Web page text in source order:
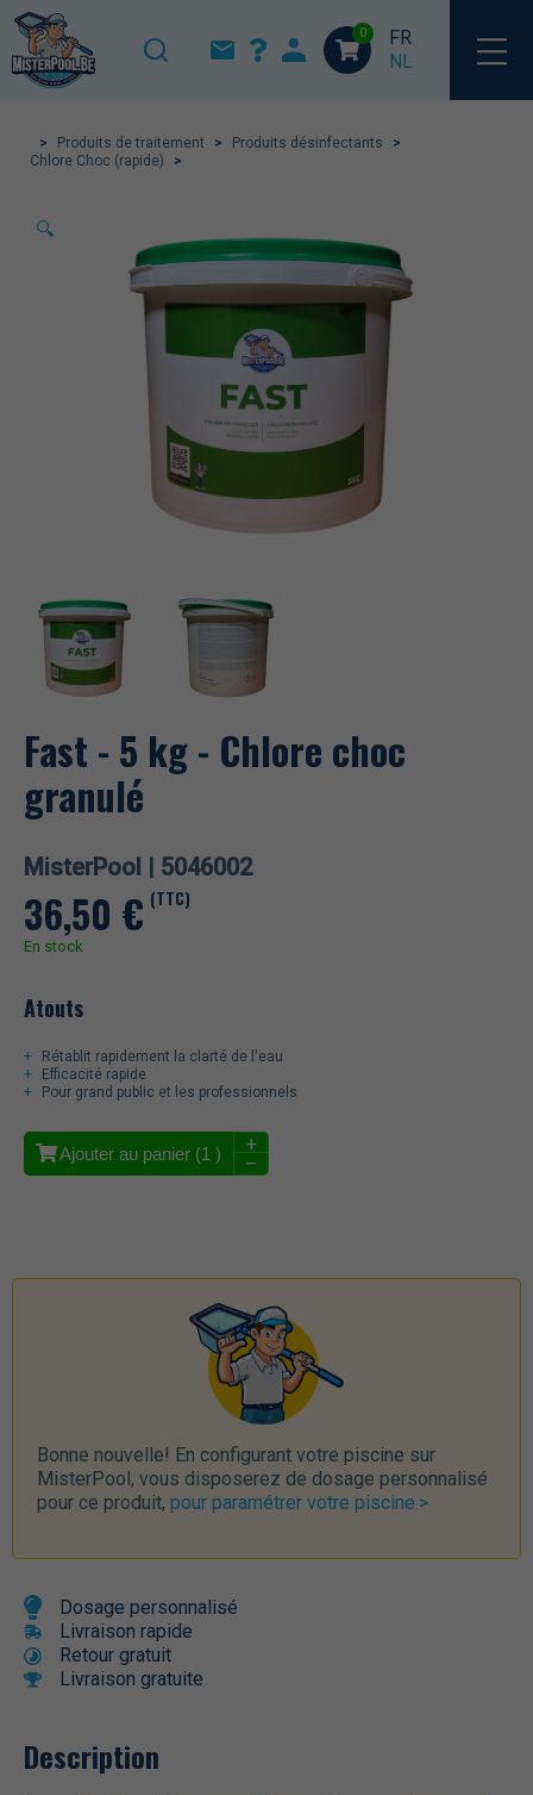
0
FR
NL
> Produits de traitement > Produits désinfectants
>
Chlore Choc (rapide)
>
🔍
Fast - 5 kg - Chlore choc
granulé
MisterPool | 5046002
36,50 € (TTC)
En stock
Atouts
Rétablit rapidement la clarté de l'eau
Efficacité rapide
Pour grand public et les professionnels
Ajouter au panier (1 )
+
–
Bonne nouvelle! En configurant votre piscine sur
MisterPool, vous disposerez de dosage personnalisé
pour ce produit, pour paramétrer votre piscine.>
Dosage personnalisé
Livraison rapide
Retour gratuit
Livraison gratuite
Description